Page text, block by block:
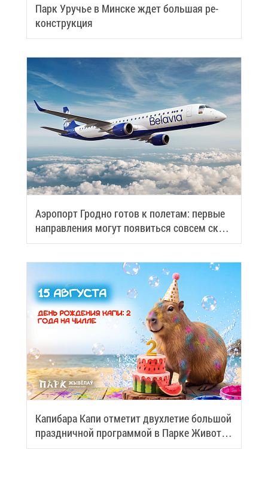
Парк Уру­чье в Мин­ске ждет боль­шая ре­
кон­струк­ция
Аэро­порт Грод­но го­тов к по­ле­там: пер­вые
на­прав­ле­ния мо­гут по­явить­ся со­всем ско­
ро
Ка­пи­ба­ра Ка­пи от­ме­тит двух­ле­тие боль­шой
празд­нич­ной про­грам­мой в Пар­ке Жи­вот­
ных